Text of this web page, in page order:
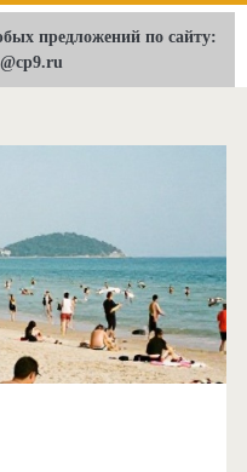
shed-ed.ru
предложений по сайту: